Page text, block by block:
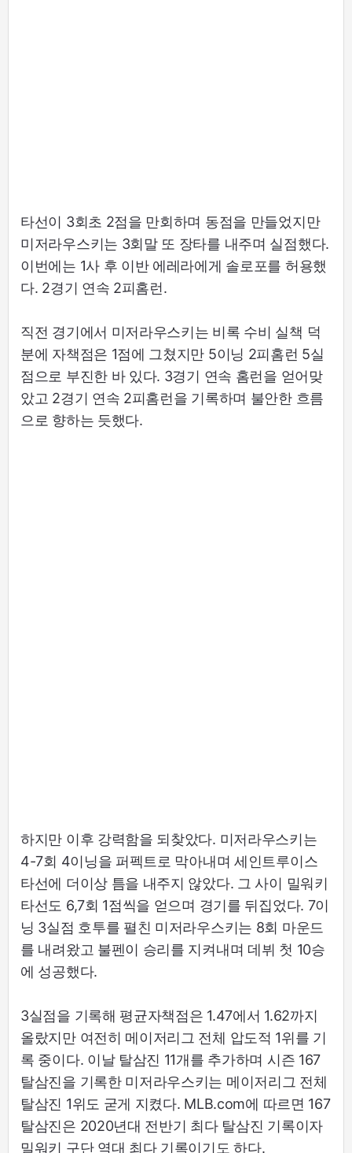
타선이 3회초 2점을 만회하며 동점을 만들었지만
미저라우스키는 3회말 또 장타를 내주며 실점했다.
이번에는 1사 후 이반 에레라에게 솔로포를 허용했
다. 2경기 연속 2피홈런.
직전 경기에서 미저라우스키는 비록 수비 실책 덕
분에 자책점은 1점에 그쳤지만 5이닝 2피홈런 5실
점으로 부진한 바 있다. 3경기 연속 홈런을 얻어맞
았고 2경기 연속 2피홈런을 기록하며 불안한 흐름
으로 향하는 듯했다.
하지만 이후 강력함을 되찾았다. 미저라우스키는
4-7회 4이닝을 퍼펙트로 막아내며 세인트루이스
타선에 더이상 틈을 내주지 않았다. 그 사이 밀워키
타선도 6,7회 1점씩을 얻으며 경기를 뒤집었다. 7이
닝 3실점 호투를 펼친 미저라우스키는 8회 마운드
를 내려왔고 불펜이 승리를 지켜내며 데뷔 첫 10승
에 성공했다.
3실점을 기록해 평균자책점은 1.47에서 1.62까지
올랐지만 여전히 메이저리그 전체 압도적 1위를 기
록 중이다. 이날 탈삼진 11개를 추가하며 시즌 167
탈삼진을 기록한 미저라우스키는 메이저리그 전체
탈삼진 1위도 굳게 지켰다. MLB.com에 따르면 167
탈삼진은 2020년대 전반기 최다 탈삼진 기록이자
밀워키 구단 역대 최다 기록이기도 하다.